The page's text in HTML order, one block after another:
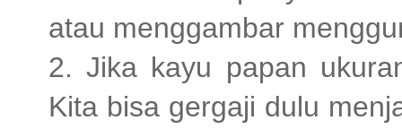
atau menggambar
2. Jika kayu papan
Kita bisa gergaji dulu